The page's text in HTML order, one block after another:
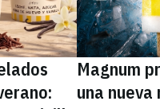
Magnum
una nueva